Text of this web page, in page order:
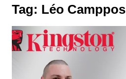
Tag: Léo Camppos